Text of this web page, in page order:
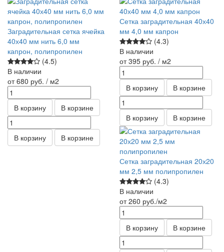
Заградительная сетка ячейка
40х40 мм нить 6,0 мм
капрон, полипропилен
(4.5)
В наличии
от 680 руб. / м2
В корзину В корзине
В корзину В корзине
Сетка заградительная 40х40
мм 4,0 мм капрон
(4.3)
В наличии
от 395 руб. / м2
В корзину В корзине
В корзину В корзине
Сетка заградительная 20х20
мм 2,5 мм полипропилен
(4.3)
В наличии
от 260 руб./м2
В корзину В корзине